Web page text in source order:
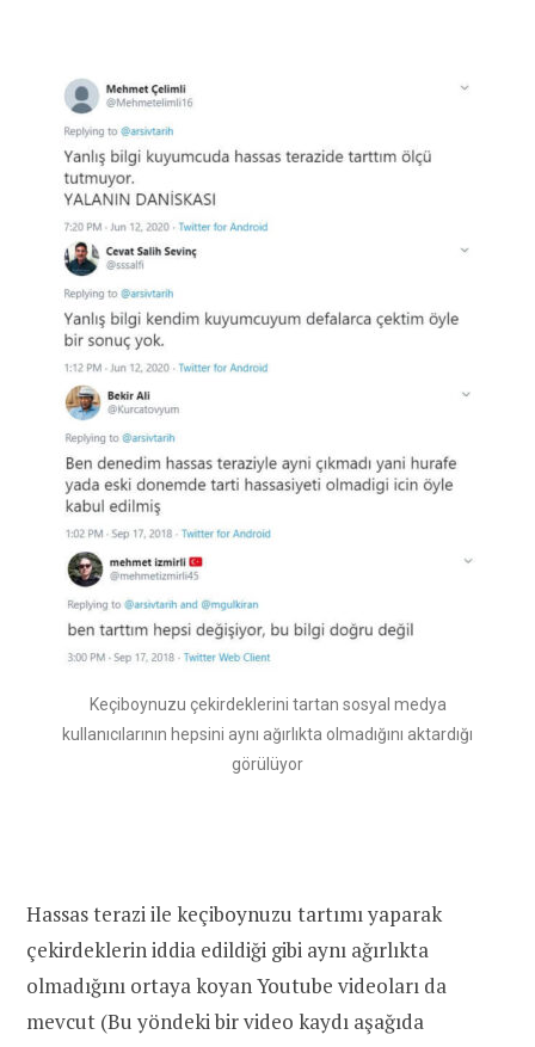
Keçiboynuzu çekirdeklerini tartan sosyal medya
kullanıcılarının hepsini aynı ağırlıkta olmadığını aktardığı
görülüyor
Hassas terazi ile keçiboynuzu tartımı yaparak
çekirdeklerin iddia edildiği gibi aynı ağırlıkta
olmadığını ortaya koyan Youtube videoları da
mevcut (Bu yöndeki bir video kaydı aşağıda